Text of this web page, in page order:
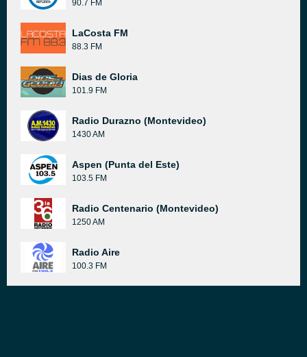
90.7 FM
LaCosta FM
88.3 FM
Dias de Gloria
101.9 FM
Radio Durazno (Montevideo)
1430 AM
Aspen (Punta del Este)
103.5 FM
Radio Centenario (Montevideo)
1250 AM
Radio Aire
100.3 FM